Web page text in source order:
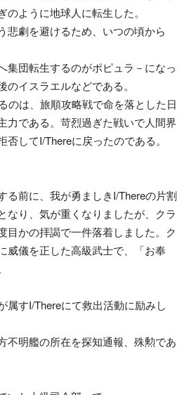
ように地球人に転生した。
悲劇を避けるため、いつの頃から
集団転生するのがポピュラ－になっ
イスラエルなどである。
のは、旅順攻略戦で命を落とした日
力である。苛烈過ぎた戦いで人間界
してI/Thereに戻ったのである。
る前に、我が勇ましきI/Thereの片割
なり、気が重くなりましたが、クラ
目かの拝謁で一件落着しました。ク
威儀を正した高級武士で、「お奉
属すI/Thereにて救出活動に励みし
不明艦の所在を探知通報、殊勲であ